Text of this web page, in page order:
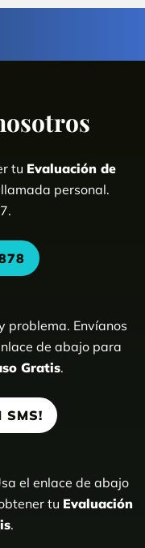
tu Evaluación de
personal.
problema. Envíanos
de abajo para
Gratis.
SMS!
el enlace de abajo
tu Evaluación
.